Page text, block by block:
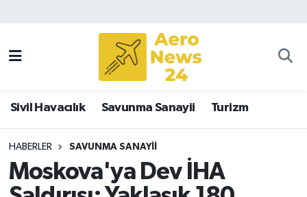
Sivil Havacılık Savunma Sanayii Turizm
HABERLER SAVUNMA SANAYII
Moskova'ya Dev İHA